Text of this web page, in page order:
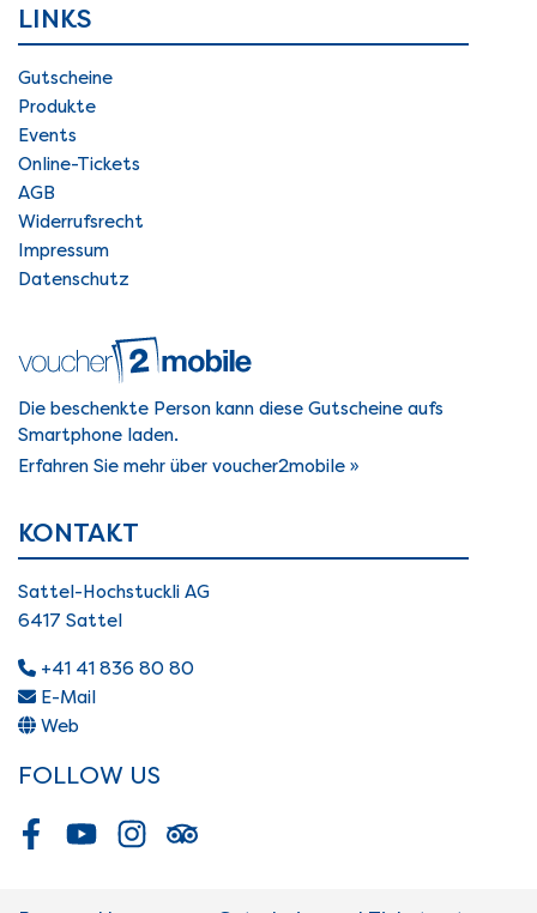
LINKS
Gutscheine
Produkte
Events
Online-Tickets
AGB
Widerrufsrecht
Impressum
Datenschutz
Die beschenkte Person kann diese Gutscheine aufs
Smartphone laden.
Erfahren Sie mehr über voucher2mobile »
KONTAKT
Sattel-Hochstuckli AG
6417 Sattel
+41 41 836 80 80
E-Mail
Web
FOLLOW US
FacebookYoutubeInstagramTripadvisor